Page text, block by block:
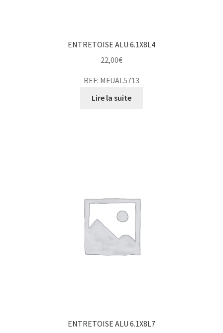
ENTRETOISE ALU 6.1X8L4
22,00€
REF: MFUAL5713
Lire la suite
ENTRETOISE ALU 6.1X8L7